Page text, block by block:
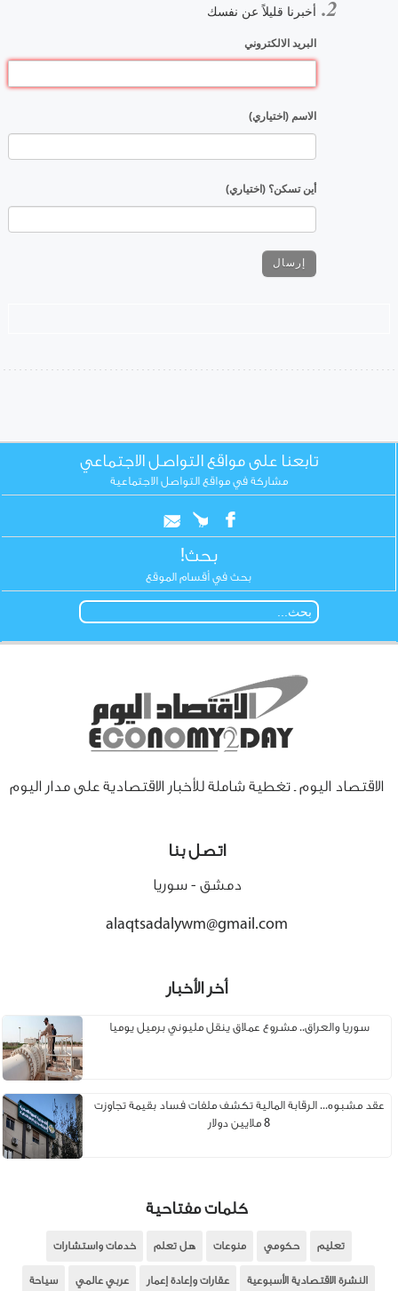
أخبرنا قليلاً عن نفسك
البريد الالكتروني
الاسم (اختياري)
أين تسكن؟ (اختياري)
تابعنا على مواقع التواصل الاجتماعي
مشاركة في مواقع التواصل الاجتماعية
بحث!
بحث في أقسام الموقع
الاقتصاد اليوم ـ تغطية شاملة للأخبار الاقتصادية على مدار اليوم
اتصل بنا
دمشق - سوريا
alaqtsadalywm@gmail.com
أخر الأخبار
سوريا والعراق.. مشروع عملاق ينقل مليوني برميل يوميا
عقد مشبوه... الرقابة المالية تكشف ملفات فساد بقيمة تجاوزت
8 ملايين دولار
كلمات مفتاحية
تعليم حكومي منوعات هل تعلم خدمات واستشارات
النشرة الاقتصادية الأسبوعية عقارات وإعادة إعمار عربي عالمي سياحة